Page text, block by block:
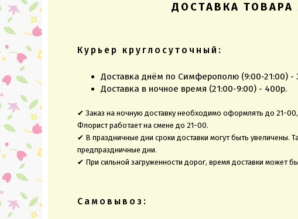
ДОСТАВКА
Курьер круглосуточный:
Доставка днём по Симферополю (9:00-21:00) -
Доставка в ночное время (21:00-9:00) - 400р.
✔ Заказ на ночную доставку необходимо оформлять до 21-
Флорист работает на смене до 21-00.
✔ В праздничные дни сроки доставки могут быть увеличены.
предпраздничные дни.
✔ При сильной загруженности дорог, время доставки может
Самовывоз: